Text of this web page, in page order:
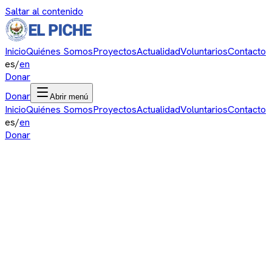
Saltar al contenido
InicioQuiénes SomosProyectosActualidadVoluntariosContacto
es/en
Donar
Donar
Abrir menú
InicioQuiénes SomosProyectosActualidadVoluntariosContacto
es/en
Donar